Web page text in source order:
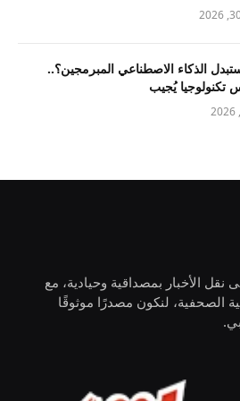
الذكاء الاصطناعي المبرمجين؟..
تكنولوجيا يُجيب
الأخبار بمصداقية وحيادية، مع
الصحفية، لنكون مصدرًا موثوقًا